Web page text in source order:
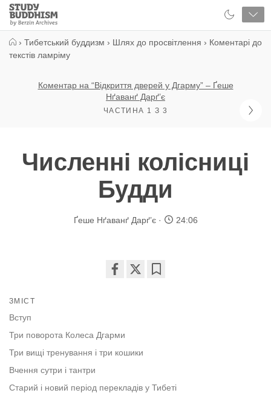
Close
Study
Buddhism
› Тибетський буддизм › Шлях до просвітлення › Коментарі до
текстів ламріму
Коментар на “Відкриття дверей у Дгарму” – Ґеше
Нґаванґ Дарґ’є
ЧАСТИНА 1 З 3
Численні колісниці
Будди
Ґеше Нґаванґ Дарґ’є 24:06
ЗМІСТ
Вступ
Три поворота Колеса Дгарми
Три вищі тренування і три кошики
Вчення сутри і тантри
Старий і новий період перекладів у Тибеті